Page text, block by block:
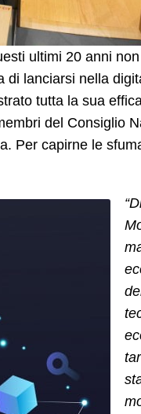
ultimi 20 anni
lanciarsi nella
tutta la sua
del Consiglio
Per capirne le